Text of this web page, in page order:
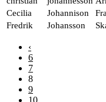
Cecilia
Johannison
Fredrik
Johansson
‹
6
7
8
9
10